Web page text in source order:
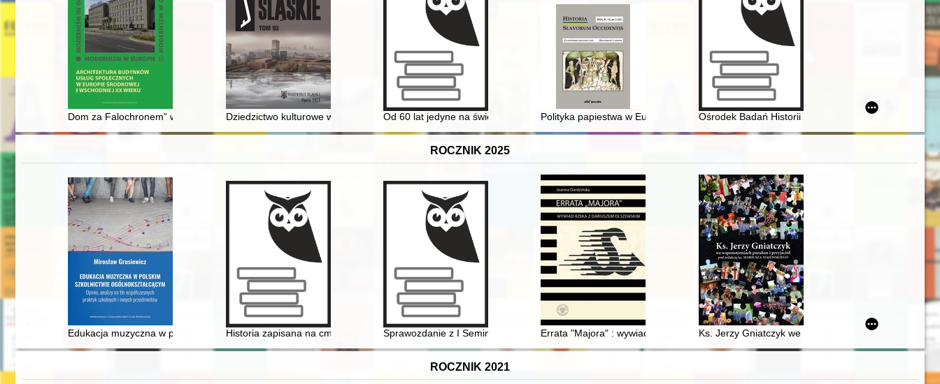
Dom za Falochronem” w Gdyni : wzorce, projektowanie, realizacja = “Dom za Falochronem” (“Behind the Breakwater House”) in Gdynia : inspirations, resigning, realization
Dziedzictwo kulturowe w procesie rozwoju kapitału społecznego, ekonomicznego i środowiskowego na Śląsku Opolskim (w świetle wyników badań ankietowych)
Od 60 lat jedyne na świecie - bo nasze : wydanie okolicznościowe z okazji Jubileuszu 60-lecia Zespołu Szkół
Polityka papiestwa w Europie Środkowej i na Bałkanach w okresie działalności
Ośrodek Badań Historii Kobiet - kontynuacja : tematy
ROCZNIK 2025
Edukacja muzyczna w polskim szkolnictwie ogólnokształcącym : opinie, analizy na tle współczesnych praktyk szkolnych i innych przedmiotów
Historia zapisana na cmentarnych kamieniach : cmentarz ewangelicki w Sosnowcu
Sprawozdanie z I Seminarium warsztatowego - działania związane z realizacją projektu "Patriotki i obywatelki. Polki w
Errata "Majora" : wywiad rzeka z Dariuszem OlszewskimKs. Jerzy Gniatczyk we wspomnieniach parafian i
ROCZNIK 2021